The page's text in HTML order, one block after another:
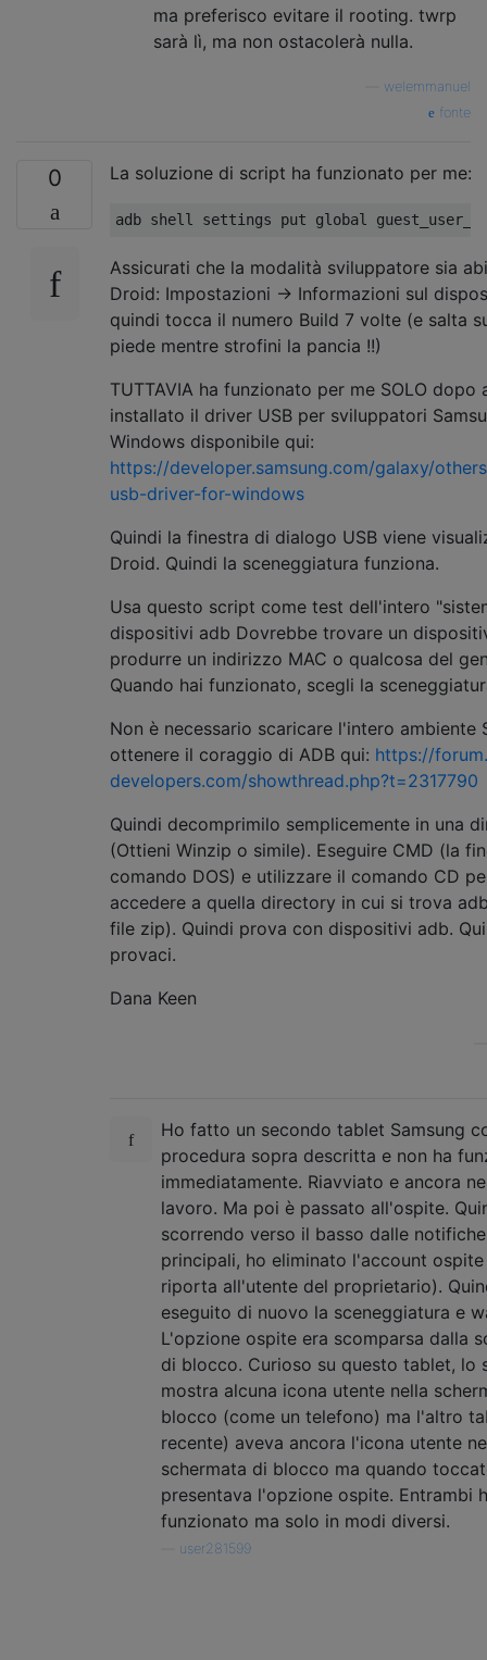
ma preferisco evitare il rooting. twrp
sarà lì, ma non ostacolerà nulla.
welemmanuel
fonte
0 La soluzione di script ha funzionato per me:
Assicurati che la modalità sviluppatore sia
Droid: Impostazioni -> Informazioni sul
quindi tocca il numero Build 7 volte (e salta
piede mentre strofini la pancia !!)
TUTTAVIA ha funzionato per me SOLO dopo
installato il driver USB per sviluppatori
Windows disponibile qui:
https://developer.samsung.com/galaxy/
usb-driver-for-windows
Quindi la finestra di dialogo USB viene
Droid. Quindi la sceneggiatura funziona.
Usa questo script come test dell'intero
dispositivi adb Dovrebbe trovare un
produrre un indirizzo MAC o qualcosa del
Quando hai funzionato, scegli la
Non è necessario scaricare l'intero ambiente
ottenere il coraggio di ADB qui: https://
developers.com/showthread.php?t=2317790
Quindi decomprimilo semplicemente in una
(Ottieni Winzip o simile). Eseguire CMD (la
comando DOS) e utilizzare il comando CD
accedere a quella directory in cui si trova
file zip). Quindi prova con dispositivi adb.
provaci.
Dana Keen
Ho fatto un secondo tablet Samsung
procedura sopra descritta e non ha
immediatamente. Riavviato e ancora
lavoro. Ma poi è passato all'ospite.
scorrendo verso il basso dalle notifiche
principali, ho eliminato l'account
riporta all'utente del proprietario).
eseguito di nuovo la sceneggiatura e
L'opzione ospite era scomparsa dalla
di blocco. Curioso su questo tablet, lo
mostra alcuna icona utente nella
blocco (come un telefono) ma l'altro
recente) aveva ancora l'icona utente
schermata di blocco ma quando
presentava l'opzione ospite. Entrambi
funzionato ma solo in modi diversi.
user281599